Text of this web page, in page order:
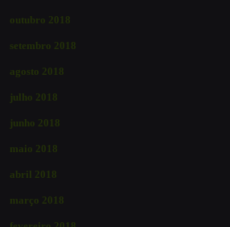
outubro 2018
setembro 2018
agosto 2018
julho 2018
junho 2018
maio 2018
abril 2018
março 2018